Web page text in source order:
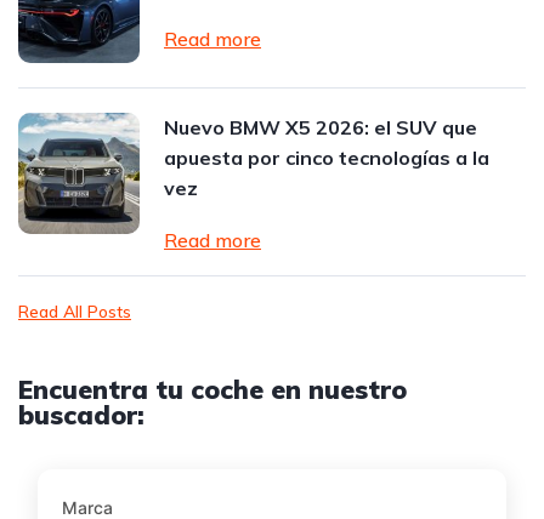
Read more
Nuevo BMW X5 2026: el SUV que
apuesta por cinco tecnologías a la
vez
Read more
Read All Posts
Encuentra tu coche en nuestro
buscador:
Marca